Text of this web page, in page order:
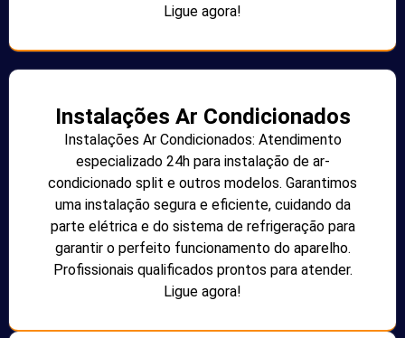
Ligue agora!
Instalações Ar Condicionados
Instalações Ar Condicionados: Atendimento
especializado 24h para instalação de ar-
condicionado split e outros modelos. Garantimos
uma instalação segura e eficiente, cuidando da
parte elétrica e do sistema de refrigeração para
garantir o perfeito funcionamento do aparelho.
Profissionais qualificados prontos para atender.
Ligue agora!